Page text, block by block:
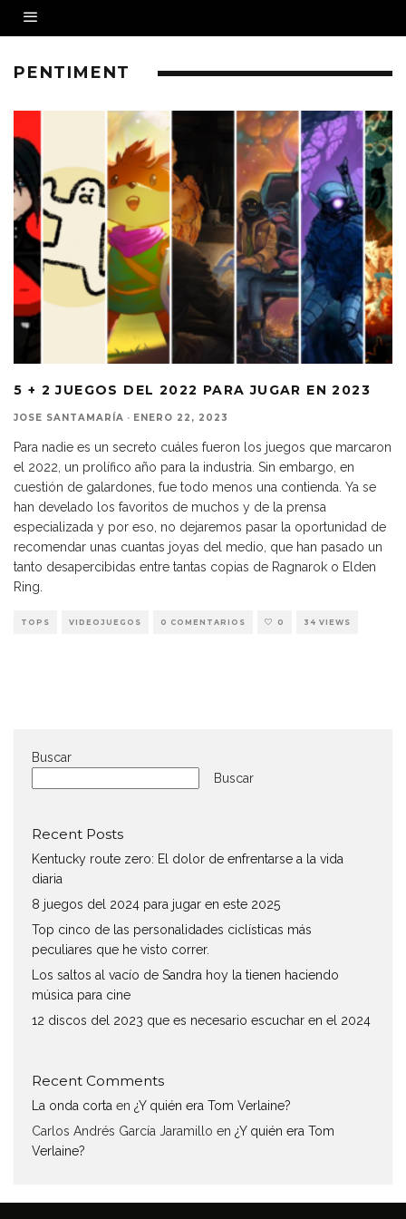
PENTIMENT
5 + 2 JUEGOS DEL 2022 PARA JUGAR EN 2023
JOSE SANTAMARÍA · ENERO 22, 2023
Para nadie es un secreto cuáles fueron los juegos que marcaron
el 2022, un prolífico año para la industria. Sin embargo, en
cuestión de galardones, fue todo menos una contienda. Ya se
han develado los favoritos de muchos y de la prensa
especializada y por eso, no dejaremos pasar la oportunidad de
recomendar unas cuantas joyas del medio, que han pasado un
tanto desapercibidas entre tantas copias de Ragnarok o Elden
Ring.
TOPS VIDEOJUEGOS 0 COMENTARIOS 0 34 VIEWS
Buscar
Buscar
Recent Posts
Kentucky route zero: El dolor de enfrentarse a la vida
diaria
8 juegos del 2024 para jugar en este 2025
Top cinco de las personalidades ciclísticas más
peculiares que he visto correr.
Los saltos al vacío de Sandra hoy la tienen haciendo
música para cine
12 discos del 2023 que es necesario escuchar en el 2024
Recent Comments
La onda corta en ¿Y quién era Tom Verlaine?
Carlos Andrés García Jaramillo en ¿Y quién era Tom
Verlaine?